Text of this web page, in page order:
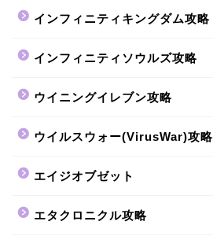
インフィニティキングダム攻略
インフィニティソウルズ攻略
ウイニングイレブン攻略
ウイルスウォー(VirusWar)攻略
エイジオブゼット
エタクロニクル攻略